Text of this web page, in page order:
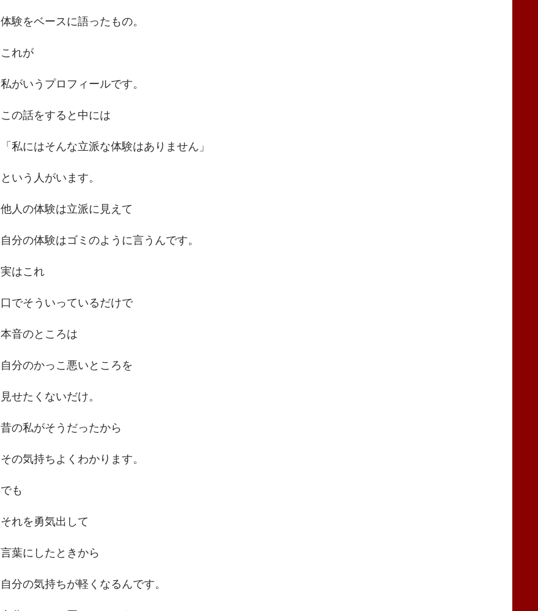
体験をベースに語ったもの。
これが
私がいうプロフィールです。
この話をすると中には
「私にはそんな立派な体験はありません」
という人がいます。
他人の体験は立派に見えて
自分の体験はゴミのように言うんです。
実はこれ
口でそういっているだけで
本音のところは
自分のかっこ悪いところを
見せたくないだけ。
昔の私がそうだったから
その気持ちよくわかります。
でも
それを勇気出して
言葉にしたときから
自分の気持ちが軽くなるんです。